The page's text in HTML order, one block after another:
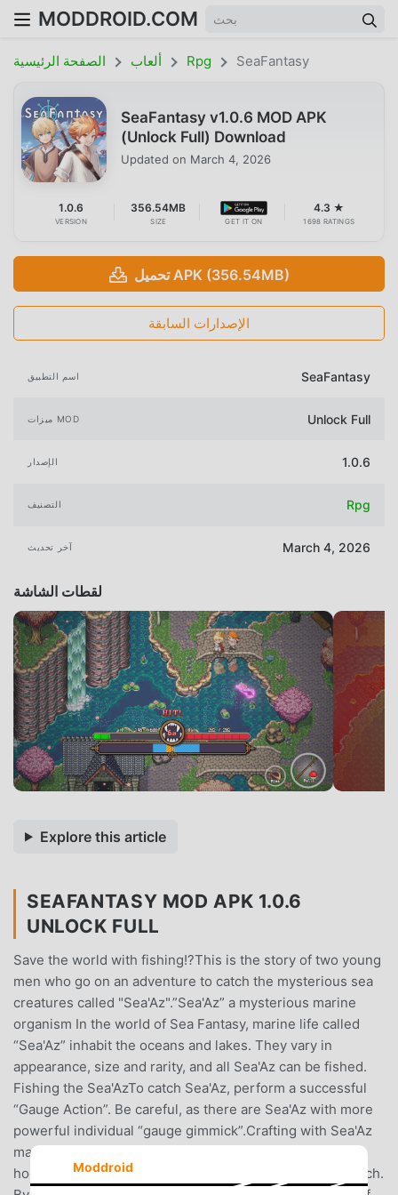
MODDROID.COM
الصفحة الرئيسية ألعاب Rpg SeaFantasy
SeaFantasy v1.0.6 MOD APK
(Unlock Full) Download
Updated on March 4, 2026
1.0.6
VERSION
356.54MB
SIZE GET IT ON
4.3 ★
1698 RATINGS
تحميل APK (356.54MB)
الإصدارات السابقة
اسم التطبيق SeaFantasy
ميزات MOD Unlock Full
الإصدار 1.0.6
التصنيف Rpg
آخر تحديث March 4, 2026
لقطات الشاشة
Explore this article
SEAFANTASY MOD APK 1.0.6
UNLOCK FULL
Save the world with fishing!?This is the story of two young
men who go on an adventure to catch the mysterious sea
creatures called "Sea'Az".”Sea'Az” a mysterious marine
organism In the world of Sea Fantasy, marine life called
“Sea'Az” inhabit the oceans and lakes. They vary in
appearance, size and rarity, and all Sea'Az can be fished.
Fishing the Sea'AzTo catch Sea'Az, perform a successful
“Gauge Action”. Be careful, as there are Sea'Az with more
powerful individual “gauge gimmick”.Crafting with Sea'Az
materials You can create equipment (fishing rods and
hooks) using materials obtained from the Sea'Az you catch.
Moddroid